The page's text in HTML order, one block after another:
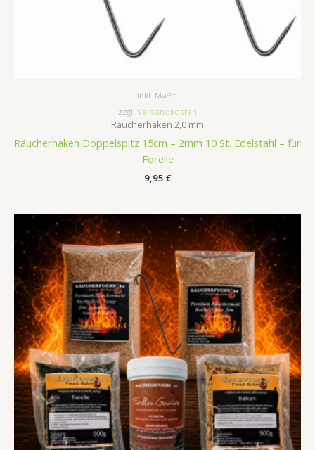
inkl. MwSt.
zzgl. Versandkosten
Räucherhaken 2,0 mm
Räucherhaken Doppelspitz 15cm – 2mm 10 St. Edelstahl – für
Forelle
9,95 €